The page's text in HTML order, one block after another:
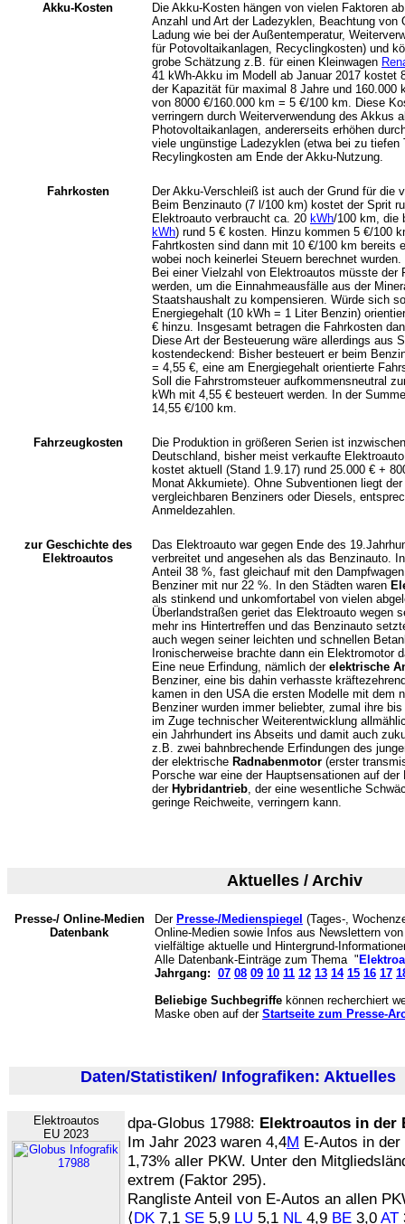
Akku-Kosten
Die Akku-Kosten hängen von vielen Faktoren
Anzahl und Art der Ladezyklen, Beachtung von
Ladung wie bei der Außentemperatur,
für Potovoltaikanlagen, Recyclingkosten) und
grobe Schätzung z.B. für einen Kleinwagen
41 kWh-Akku im Modell ab Januar 2017 kostet
der Kapazität für maximal 8 Jahre und
von 8000 €/160.000 km = 5 €/100 km. Diese
verringern durch Weiterverwendung des Akkus
Photovoltaikanlagen, andererseits erhöhen
viele ungünstige Ladezyklen (etwa bei zu tiefen
Recylingkosten am Ende der Akku-Nutzung.
Fahrkosten
Der Akku-Verschleiß ist auch der Grund für die
Beim Benzinauto (7 l/100 km) kostet der Sprit
Elektroauto verbraucht ca. 20 kWh/100 km, die
kWh) rund 5 € kosten. Hinzu kommen 5 €/100
Fahrtkosten sind dann mit 10 €/100 km bereits
wobei noch keinerlei Steuern berechnet wurden.
Bei einer Vielzahl von Elektroautos müsste der
werden, um die Einnahmeausfälle aus der
Staatshaushalt zu kompensieren. Würde sich
Energiegehalt (10 kWh = 1 Liter Benzin)
€ hinzu. Insgesamt betragen die Fahrkosten
Diese Art der Besteuerung wäre allerdings aus
kostendeckend: Bisher besteuert er beim
= 4,55 €, eine am Energiegehalt orientierte
Soll die Fahrstromsteuer aufkommensneutral
kWh mit 4,55 € besteuert werden. In der
14,55 €/100 km.
Fahrzeugkosten
Die Produktion in größeren Serien ist
Deutschland, bisher meist verkaufte
kostet aktuell (Stand 1.9.17) rund 25.000 € +
Monat Akkumiete). Ohne Subventionen liegt
vergleichbaren Benziners oder Diesels,
Anmeldezahlen.
zur Geschichte des
Elektroautos
Das Elektroauto war gegen Ende des
verbreitet und angesehen als das Benzinauto.
Anteil 38 %, fast gleichauf mit den
Benziner mit nur 22 %. In den Städten waren
als stinkend und unkomfortabel von vielen
Überlandstraßen geriet das Elektroauto wegen
mehr ins Hintertreffen und das Benzinauto
auch wegen seiner leichten und schnellen
Ironischerweise brachte dann ein Elektromotor
Eine neue Erfindung, nämlich der elektrische
Benziner, eine bis dahin verhasste
kamen in den USA die ersten Modelle mit dem
Benziner wurden immer beliebter, zumal ihre
im Zuge technischer Weiterentwicklung
ein Jahrhundert ins Abseits und damit auch
z.B. zwei bahnbrechende Erfindungen des
der elektrische Radnabenmotor (erster
Porsche war eine der Hauptsensationen auf
der Hybridantrieb, der eine wesentliche
geringe Reichweite, verringern kann.
Aktuelles / Archiv
Presse-/ Online-Medien
Datenbank
Der Presse-/Medienspiegel (Tages-,
Online-Medien sowie Infos aus Newslettern
vielfältige aktuelle und Hintergrund-
Alle Datenbank-Einträge zum Thema "
Jahrgang: 07 08 09 10 11 12 13 14 15 16 17
Beliebige Suchbegriffe können recherchiert
Maske oben auf der Startseite zum Presse-
Daten/Statistiken/ Infografiken: Aktuelles
Elektroautos
EU 2023
dpa-Globus 17988: Elektroautos in der
Im Jahr 2023 waren 4,4M E-Autos in
1,73% aller PKW. Unter den
extrem (Faktor 295).
Rangliste Anteil von E-Autos an allen
⟨DK 7,1 SE 5,9 LU 5,1 NL 4,9 BE 3,0 AT